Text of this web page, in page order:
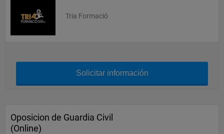
Tria Formació
Solicitar información
Oposicion de Guardia Civil
(Online)